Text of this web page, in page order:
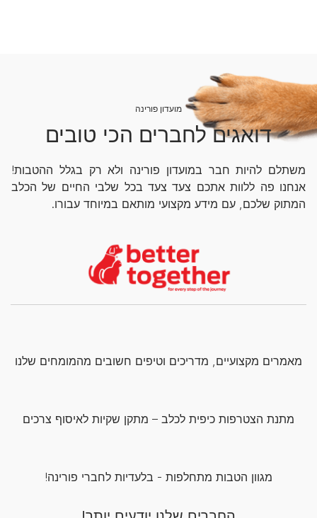
מועדון פורינה
דואגים לחברים הכי טובים
משתלם להיות חבר במועדון פורינה ולא רק בגלל ההטבות!
אנחנו פה ללוות אתכם צעד צעד בכל שלבי החיים של הכלב
המתוק שלכם, עם מידע מקצועי מותאם במיוחד עבורו.
מאמרים מקצועיים, מדריכים וטיפים חשובים מהמומחים שלנו
מתנת הצטרפות כיפית לכלב – מתקן שקיות לאיסוף צרכים
מגוון הטבות מתחלפות - בלעדיות לחברי פורינה!